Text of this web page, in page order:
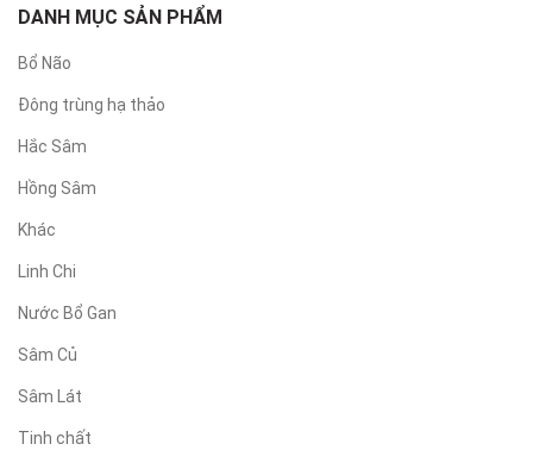
DANH MỤC SẢN PHẨM
Bổ Não
Đông trùng hạ thảo
Hắc Sâm
Hồng Sâm
Khác
Linh Chi
Nước Bổ Gan
Sâm Củ
Sâm Lát
Tinh chất